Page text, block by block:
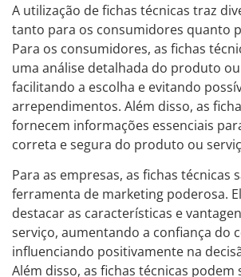
A utilização de fichas técnicas traz
tanto para os consumidores quanto
Para os consumidores, as fichas
uma análise detalhada do produto
facilitando a escolha e evitando
arrependimentos. Além disso, as
fornecem informações essenciais
correta e segura do produto ou
Para as empresas, as fichas técnicas
ferramenta de marketing poderosa.
destacar as características e
serviço, aumentando a confiança do
influenciando positivamente na
Além disso, as fichas técnicas podem